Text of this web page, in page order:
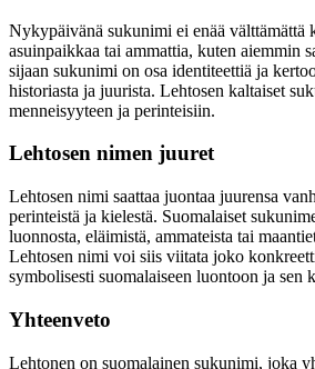
Nykypäivänä sukunimi ei enää välttämättä
asuinpaikkaa tai ammattia, kuten aiemmin
sijaan sukunimi on osa identiteettiä ja
historiasta ja juurista. Lehtosen kaltaiset
menneisyyteen ja perinteisiin.
Lehtosen nimen juuret
Lehtosen nimi saattaa juontaa juurensa
perinteistä ja kielestä. Suomalaiset
luonnosta, eläimistä, ammateista tai
Lehtosen nimi voi siis viitata joko
symbolisesti suomalaiseen luontoon ja sen
Yhteenveto
Lehtonen on suomalainen sukunimi, joka